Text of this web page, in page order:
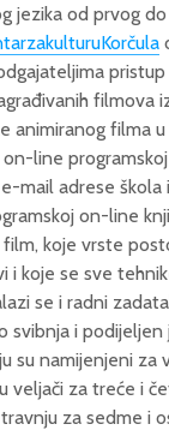
jezika od prvog
filmova
animiranog filma
line
mail adrese škola
on-line
koje vrste
i koje se sve
se i radni
svibnja i podijeljen
su namijenjeni za
veljači za treće i
za sedme i